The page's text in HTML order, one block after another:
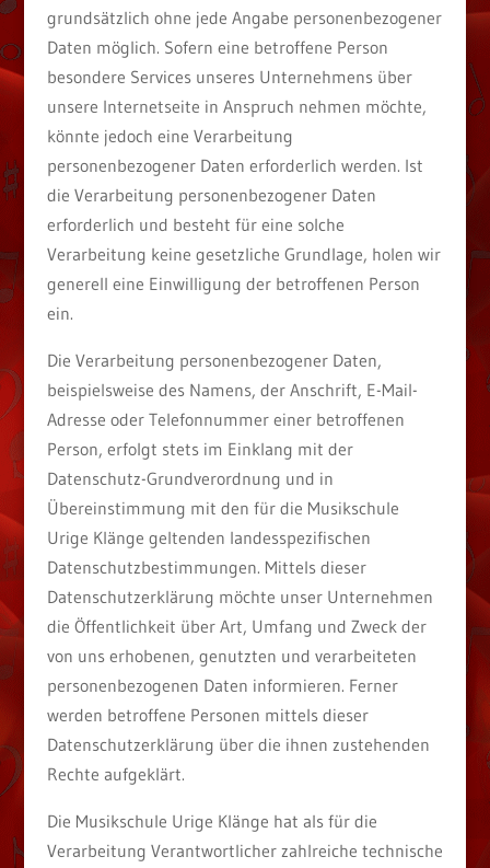
grundsätzlich ohne jede Angabe personenbezogener
Daten möglich. Sofern eine betroffene Person
besondere Services unseres Unternehmens über
unsere Internetseite in Anspruch nehmen möchte,
könnte jedoch eine Verarbeitung
personenbezogener Daten erforderlich werden. Ist
die Verarbeitung personenbezogener Daten
erforderlich und besteht für eine solche
Verarbeitung keine gesetzliche Grundlage, holen wir
generell eine Einwilligung der betroffenen Person
ein.
Die Verarbeitung personenbezogener Daten,
beispielsweise des Namens, der Anschrift, E-Mail-
Adresse oder Telefonnummer einer betroffenen
Person, erfolgt stets im Einklang mit der
Datenschutz-Grundverordnung und in
Übereinstimmung mit den für die Musikschule
Urige Klänge geltenden landesspezifischen
Datenschutzbestimmungen. Mittels dieser
Datenschutzerklärung möchte unser Unternehmen
die Öffentlichkeit über Art, Umfang und Zweck der
von uns erhobenen, genutzten und verarbeiteten
personenbezogenen Daten informieren. Ferner
werden betroffene Personen mittels dieser
Datenschutzerklärung über die ihnen zustehenden
Rechte aufgeklärt.
Die Musikschule Urige Klänge hat als für die
Verarbeitung Verantwortlicher zahlreiche technische